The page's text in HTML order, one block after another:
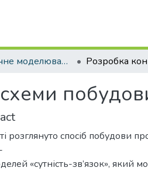
Математичне моделювання та інформаційні технології сучасності
розглянуто спосіб побудови
«сутність-зв’язок», який